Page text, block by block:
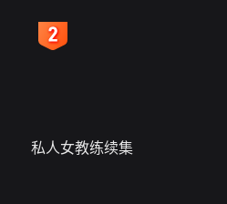
私人女教练续集